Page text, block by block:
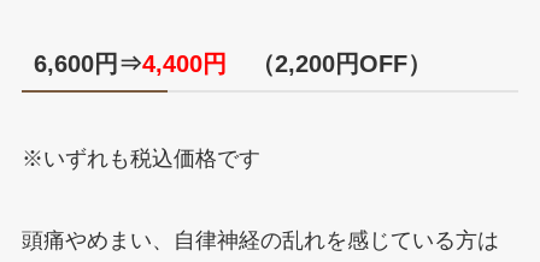
6,600円⇒4,400円 （2,200円OFF）
※いずれも税込価格です
頭痛やめまい、自律神経の乱れを感じている方は